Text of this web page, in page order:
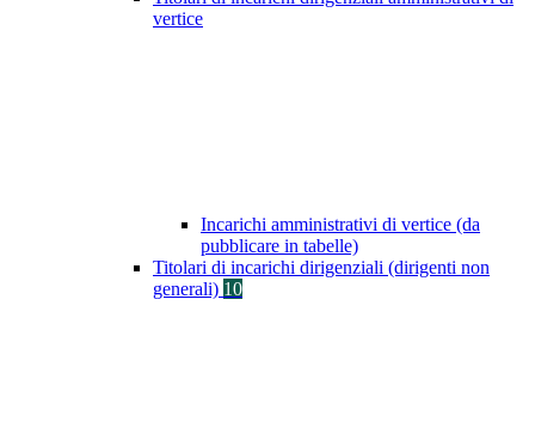
vertice
Incarichi amministrativi di vertice (da
pubblicare in tabelle)
Titolari di incarichi dirigenziali (dirigenti non
generali) 10